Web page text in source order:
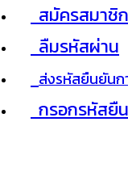
สมัครสมาชิก
ลืมรหัสผ่าน
ส่งรหัสยืนยันก
กรอกรหัสยื